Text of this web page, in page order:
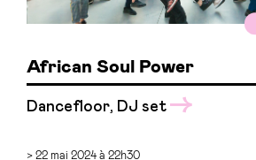
African Soul Power
Dancefloor, DJ set
> 22 mai 2024 à 22h30